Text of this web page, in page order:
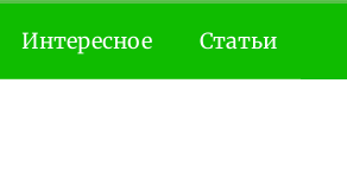
Интересное Статьи